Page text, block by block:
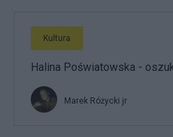
Kultura
Halina Poświatowska -
Marek Różycki jr